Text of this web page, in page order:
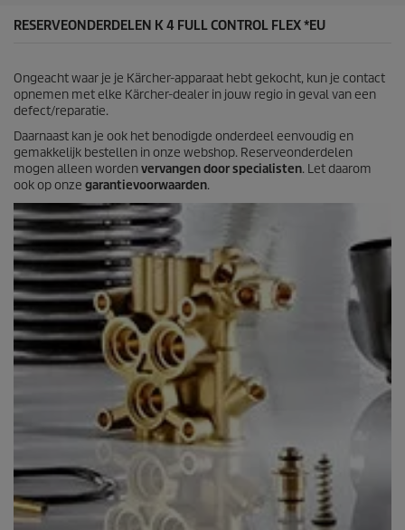
2
o
o
r
d
e
l
i
n
g
e
n
RESERVEONDERDELEN K 4 FULL CONTROL FLEX *EU
Ongeacht waar je je Kärcher-apparaat hebt gekocht, kun je contact
opnemen met elke Kärcher-dealer in jouw regio in geval van een
defect/reparatie.
Daarnaast kan je ook het benodigde onderdeel eenvoudig en
gemakkelijk bestellen in onze webshop. Reserveonderdelen
mogen alleen wordenvervangen door specialisten. Let daarom
ook op onze garantievoorwaarden.